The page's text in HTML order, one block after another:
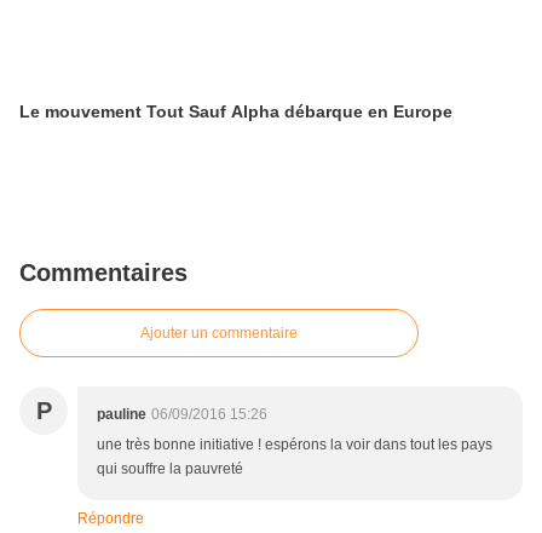
Le mouvement Tout Sauf Alpha débarque en Europe
Commentaires
Ajouter un commentaire
P pauline 06/09/2016 15:26
une très bonne initiative ! espérons la voir dans tout les pays
qui souffre la pauvreté
Répondre